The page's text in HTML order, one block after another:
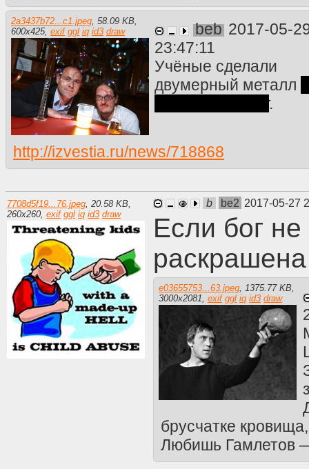
2a3437b72...c1.jpeg 58.09 KB
600x425, exif ggl iq id3 draw beb 2017-05-
23:47:11
Учёные сделали
двумерный металл
самом деле нет.
http://izvestia.ru/news/718868
7708d5f19...76.jpeg, 20.58 KB,
260x260, exif ggl iq id3 draw
b be2 2017-05-27
Если бог
e03655753...63.jpeg 1375.77 KB
3000x2081 ,exif ggl iq id3 draw
брусчатке кровища,
Любишь Гамлетов